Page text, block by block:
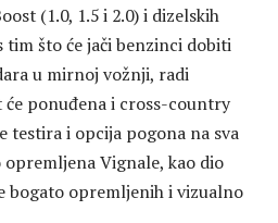
(1.0, 1.5 i 2.0) i dizelskih
tim što će jači benzinci dobiti
u mirnoj vožnji, radi
ponuđena i cross-country
testira i opcija pogona na sva
Vignale, kao dio
bogato opremljenih i vizualno